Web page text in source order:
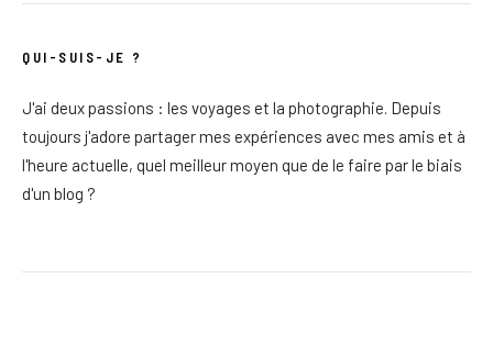
QUI-SUIS-JE ?
J'ai deux passions : les voyages et la photographie. Depuis
toujours j'adore partager mes expériences avec mes amis et à
l'heure actuelle, quel meilleur moyen que de le faire par le biais
d'un blog ?